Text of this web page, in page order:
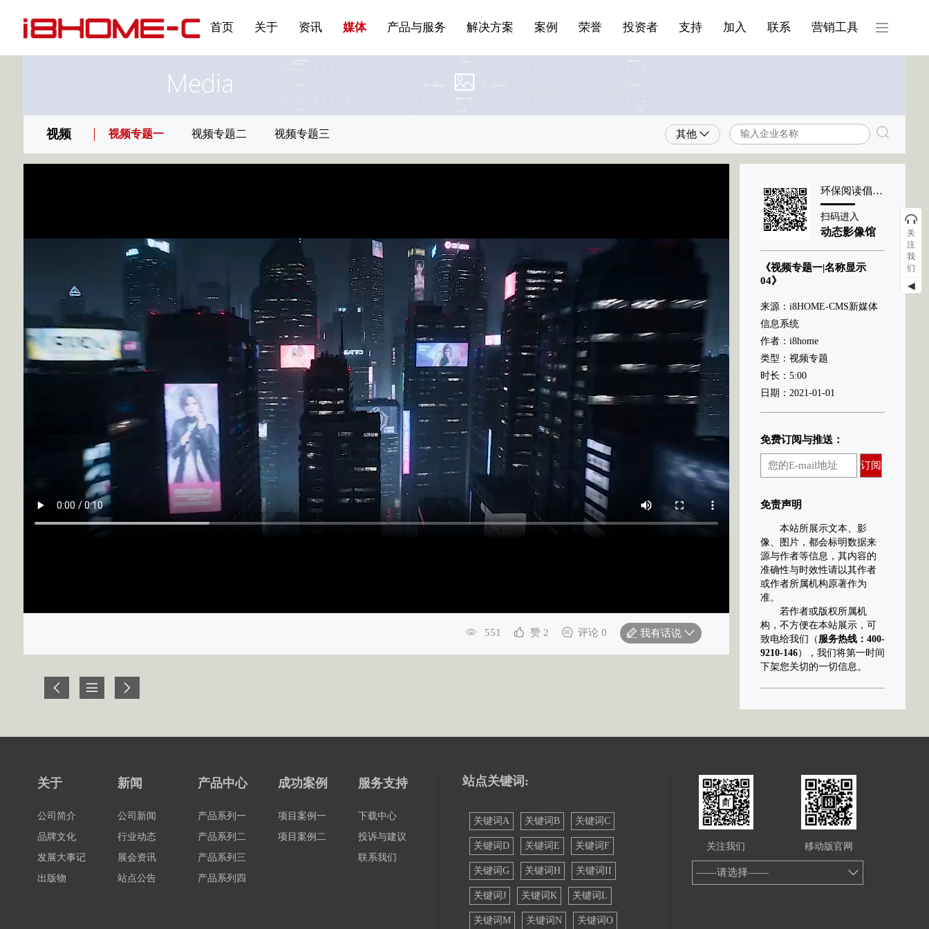
首页 关于
资讯
媒体
刊物专题三
产品与服务
产品&服务系列一 | 第02条
解决方案
案例
应用领域7
荣誉
投资者
支持
加入
联系
营销工具
视频 视频专题一 视频专题二 视频专题三 其他
551 赞 2 评论 0 我有话说
环保阅读倡导者
扫码进入
动态影像馆
《视频专题一|名称显示
04》
来源：i8HOME-CMS新媒体
信息系统
作者：i8home
类型：视频专题
时长：5:00
日期：2021-01-01
免费订阅与推送：
订阅
免责声明
本站所展示文本、影
像、图片，都会标明数据来
源与作者等信息，其内容的
准确性与时效性请以其作者
或作者所属机构原著作为
准。
若作者或版权所属机
构，不方便在本站展示，可
致电给我们（ 服务热线：400-
9210-146），我们将第一时间
下架您关切的一切信息。
关于
公司简介
品牌文化
发展大事记
出版物
新闻
公司新闻
行业动态
展会资讯
站点公告
产品中心
产品系列一
产品系列二
产品系列三
产品系列四
成功案例
项目案例一
项目案例二
服务支持
下载中心
投诉与建议
联系我们
站点关键词:
关键词A 关键词B 关键词C
关键词D 关键词E 关键词F
关键词G 关键词H 关键词II
关键词J 关键词K 关键词L
关键词M 关键词N 关键词O
关注我们 移动版官网
——请选择——
关
注
我
们
◀